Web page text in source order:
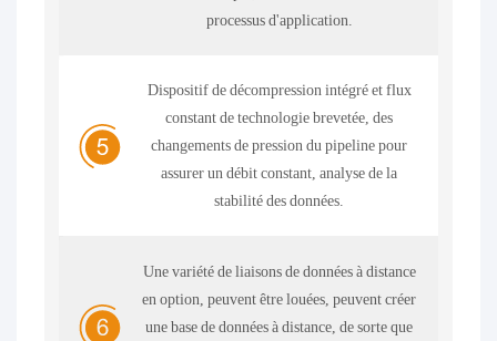
processus d'application.
Dispositif de décompression intégré et flux
constant de technologie brevetée, des
changements de pression du pipeline pour
assurer un débit constant, analyse de la
stabilité des données.
Une variété de liaisons de données à distance
en option, peuvent être louées, peuvent créer
une base de données à distance, de sorte que